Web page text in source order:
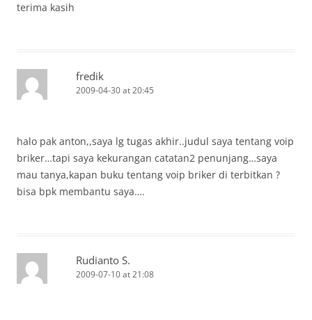
terima kasih
fredik
2009-04-30 at 20:45
halo pak anton,,saya lg tugas akhir..judul saya tentang voip
briker…tapi saya kekurangan catatan2 penunjang…saya
mau tanya,kapan buku tentang voip briker di terbitkan ?
bisa bpk membantu saya….
Rudianto S.
2009-07-10 at 21:08